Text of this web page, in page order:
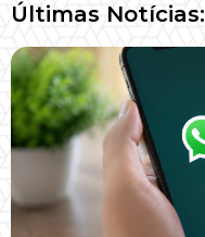
Últimas Notícias: